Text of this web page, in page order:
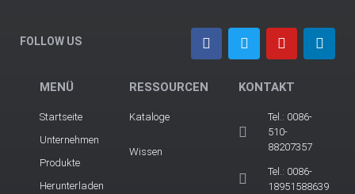
FOLLOW US
MENÜ
Startseite
Unternehmen
Produkte
Herunterladen
RESSOURCEN
Kataloge
Wissen
KONTAKT
Tel.: 0086-
510-
88207357
Tel.: 0086-
18951588639